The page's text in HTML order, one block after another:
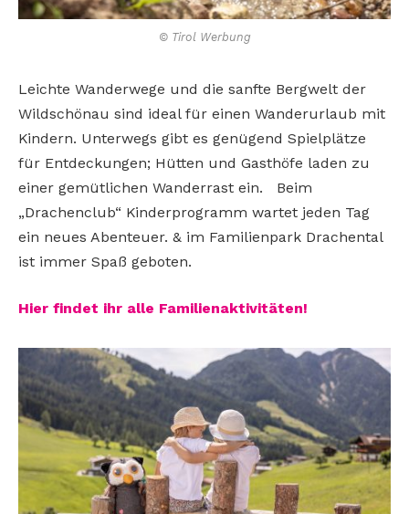
© Tirol Werbung
Leichte Wanderwege und die sanfte Bergwelt der
Wildschönau sind ideal für einen Wanderurlaub mit
Kindern. Unterwegs gibt es genügend Spielplätze
für Entdeckungen; Hütten und Gasthöfe laden zu
einer gemütlichen Wanderrast ein. Beim
„Drachenclub“ Kinderprogramm wartet jeden Tag
ein neues Abenteuer. & im Familienpark Drachental
ist immer Spaß geboten.
Hier findet ihr alle Familienaktivitäten!